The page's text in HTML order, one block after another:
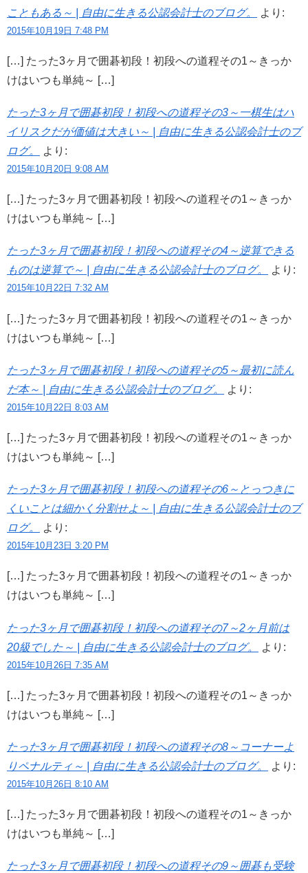
こともある～ | 自由に生きる公認会計士のブログ。
より:
2015年10月19日 7:48 PM
[…] たった3ヶ月で囲碁初段！初段への道程その1～きっか
けはいつも単純～ […]
たった3ヶ月で囲碁初段！初段への道程その3～一棋生はハ
イリスクだが価値は大きい～ | 自由に生きる公認会計士のブ
ログ。
より:
2015年10月20日 9:08 AM
[…] たった3ヶ月で囲碁初段！初段への道程その1～きっか
けはいつも単純～ […]
たった3ヶ月で囲碁初段！初段への道程その4～逆算できる
ものは逆算で～ | 自由に生きる公認会計士のブログ。
より:
2015年10月22日 7:32 AM
[…] たった3ヶ月で囲碁初段！初段への道程その1～きっか
けはいつも単純～ […]
たった3ヶ月で囲碁初段！初段への道程その5～最初に読ん
だ本～ | 自由に生きる公認会計士のブログ。
より:
2015年10月22日 8:03 AM
[…] たった3ヶ月で囲碁初段！初段への道程その1～きっか
けはいつも単純～ […]
たった3ヶ月で囲碁初段！初段への道程その6～とっつきに
くいことは細かく分割せよ～ | 自由に生きる公認会計士のブ
ログ。
より:
2015年10月23日 3:20 PM
[…] たった3ヶ月で囲碁初段！初段への道程その1～きっか
けはいつも単純～ […]
たった3ヶ月で囲碁初段！初段への道程その7～2ヶ月前は
20級でした～ | 自由に生きる公認会計士のブログ。
より:
2015年10月26日 7:35 AM
[…] たった3ヶ月で囲碁初段！初段への道程その1～きっか
けはいつも単純～ […]
たった3ヶ月で囲碁初段！初段への道程その8～コーナーよ
りペナルティ～ | 自由に生きる公認会計士のブログ。
より:
2015年10月26日 8:10 AM
[…] たった3ヶ月で囲碁初段！初段への道程その1～きっか
けはいつも単純～ […]
たった3ヶ月で囲碁初段！初段への道程その9～囲碁も受験